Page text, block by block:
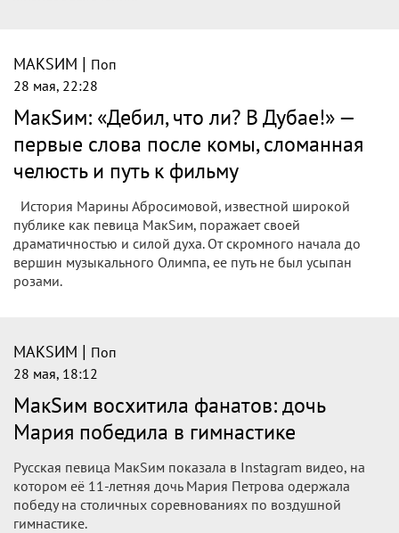
МАКSИМ | Поп
28 мая, 22:28
МакSим: «Дебил, что ли? В Дубае!» —
первые слова после комы, сломанная
челюсть и путь к фильму
История Марины Абросимовой, известной широкой
публике как певица МакSим, поражает своей
драматичностью и силой духа. От скромного начала до
вершин музыкального Олимпа, ее путь не был усыпан
розами.
МАКSИМ | Поп
28 мая, 18:12
МакSим восхитила фанатов: дочь
Мария победила в гимнастике
Русская певица МакSим показала в Instagram видео, на
котором её 11-летняя дочь Мария Петрова одержала
победу на столичных соревнованиях по воздушной
гимнастике.